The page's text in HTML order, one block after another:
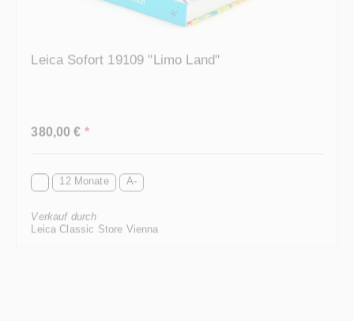
12 Monate A-
Leica Classic Store Vienna